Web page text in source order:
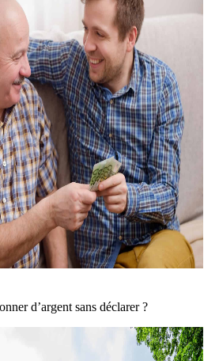
d’argent sans déclarer ?